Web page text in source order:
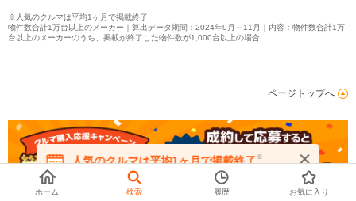
※人気のクルマは平均1ヶ月で掲載終了
物件数合計1万台以上のメーカー｜算出データ期間：2024年9月～11月｜内容：物件数合計1万
台以上のメーカーのうち、掲載が終了した物件数が1,000台以上の場合
ページトップへ
人気のクルマは平均1ヶ月で掲載終了※
在庫が無くなる前にお問い合わせください
ホーム 検索 履歴 お気に入り